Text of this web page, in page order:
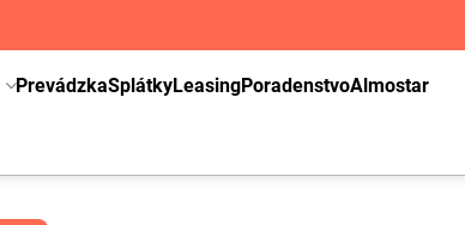
PrevádzkaSplátkyLeasingPoradenstvoAlmostar